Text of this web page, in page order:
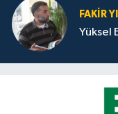
FAKİR
Yüksel